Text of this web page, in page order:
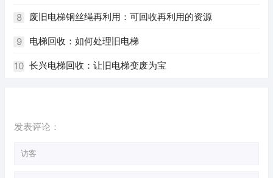
的淘汰换新已经成为不可避免的趋势。随着环保意识的逐渐
加强，二手电梯回收也逐渐受到人们的关注。作为一个网站
编辑员，我根据您提供的关键词，为您撰写一篇关于珠海二
8 废旧电梯钢丝绳再利用：可回收再利用的资源
9 电梯回收：如何处理旧电梯
10 长兴电梯回收：让旧电梯变废为宝
发表评论：